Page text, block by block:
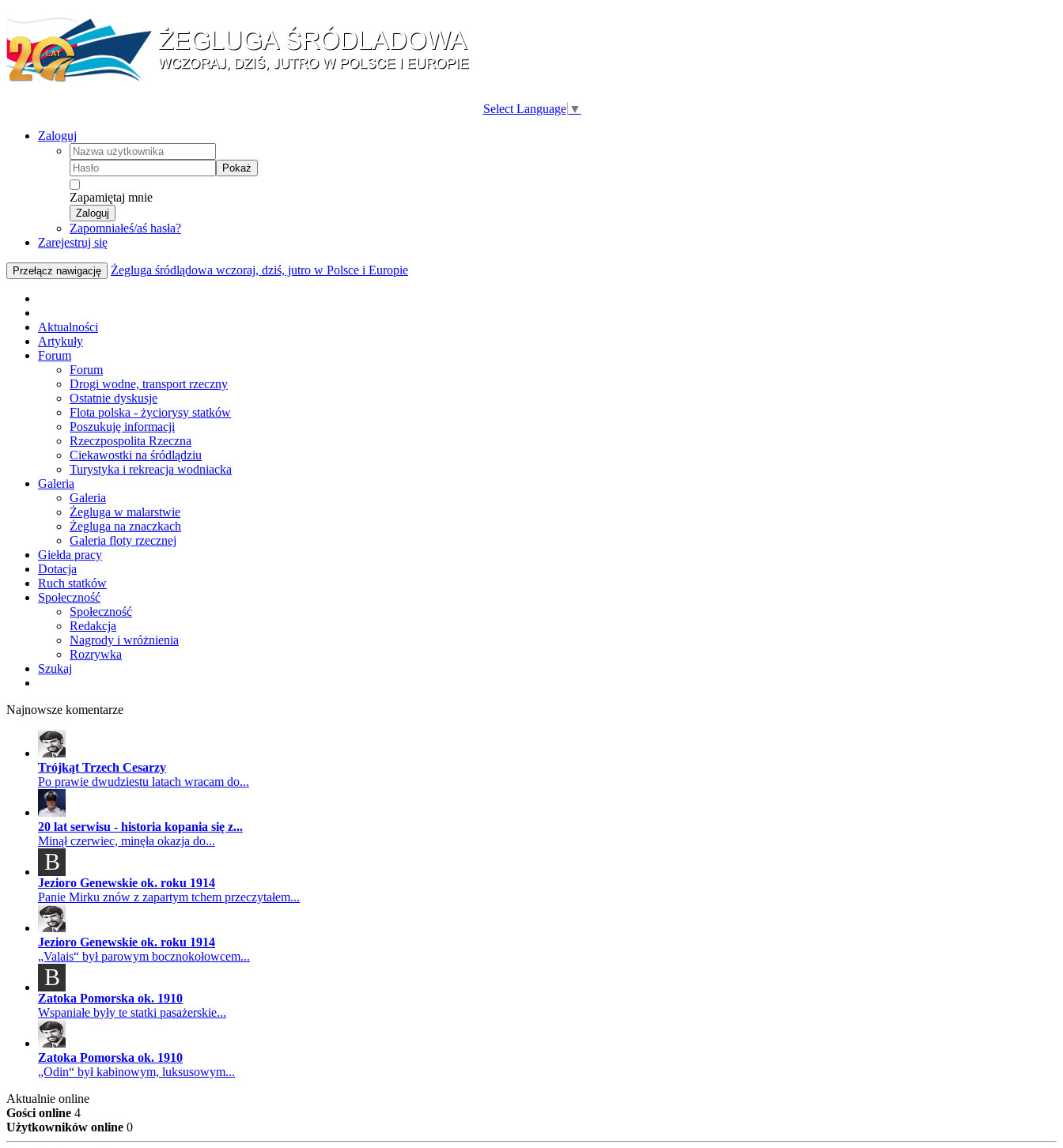
Select Language ▼
Zaloguj
Pokaż
Zapamiętaj mnie
Zaloguj
Zapomniałeś/aś hasła?
Zarejestruj się
Przełącz nawigację Żegluga śródlądowa wczoraj, dziś, jutro w Polsce i Europie
Aktualności
Artykuły
Forum
Forum
Drogi wodne, transport rzeczny
Ostatnie dyskusje
Flota polska - życiorysy statków
Poszukuję informacji
Rzeczpospolita Rzeczna
Ciekawostki na śródlądziu
Turystyka i rekreacja wodniacka
Galeria
Galeria
Żegluga w malarstwie
Żegluga na znaczkach
Galeria floty rzecznej
Giełda pracy
Dotacja
Ruch statków
Społeczność
Społeczność
Redakcja
Nagrody i wróżnienia
Rozrywka
Szukaj
Najnowsze komentarze
Trójkąt Trzech Cesarzy
Po prawie dwudziestu latach wracam do...
20 lat serwisu - historia kopania się z...
Minął czerwiec, minęła okazja do...
B
Jezioro Genewskie ok. roku 1914
Panie Mirku znów z zapartym tchem przeczytałem...
Jezioro Genewskie ok. roku 1914
„Valais“ był parowym bocznokołowcem...
B
Zatoka Pomorska ok. 1910
Wspaniałe były te statki pasażerskie...
Zatoka Pomorska ok. 1910
„Odin“ był kabinowym, luksusowym...
Aktualnie online
Gości online 4
Użytkowników online 0